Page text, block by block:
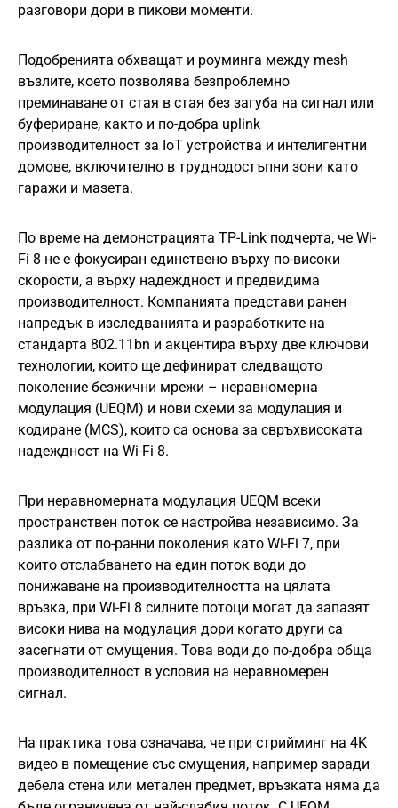
разговори дори в пикови моменти.
Подобренията обхващат и роуминга между mesh
възлите, което позволява безпроблемно
преминаване от стая в стая без загуба на сигнал или
буфериране, както и по-добра uplink
производителност за IoT устройства и интелигентни
домове, включително в труднодостъпни зони като
гаражи и мазета.
По време на демонстрацията TP-Link подчерта, че Wi-
Fi 8 не е фокусиран единствено върху по-високи
скорости, а върху надеждност и предвидима
производителност. Компанията представи ранен
напредък в изследванията и разработките на
стандарта 802.11bn и акцентира върху две ключови
технологии, които ще дефинират следващото
поколение безжични мрежи – неравномерна
модулация (UEQM) и нови схеми за модулация и
кодиране (MCS), които са основа за свръхвисоката
надеждност на Wi-Fi 8.
При неравномерната модулация UEQM всеки
пространствен поток се настройва независимо. За
разлика от по-ранни поколения като Wi-Fi 7, при
които отслабването на един поток води до
понижаване на производителността на цялата
връзка, при Wi-Fi 8 силните потоци могат да запазят
високи нива на модулация дори когато други са
засегнати от смущения. Това води до по-добра обща
производителност в условия на неравномерен
сигнал.
На практика това означава, че при стрийминг на 4K
видео в помещение със смущения, например заради
дебела стена или метален предмет, връзката няма да